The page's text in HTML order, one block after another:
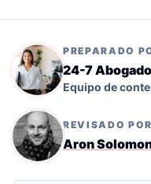
PREPARADO
24-7
Equipo de
REVISADO POR
Aron